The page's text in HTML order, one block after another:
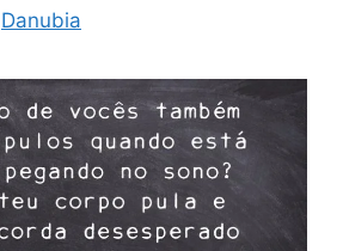
Danubia